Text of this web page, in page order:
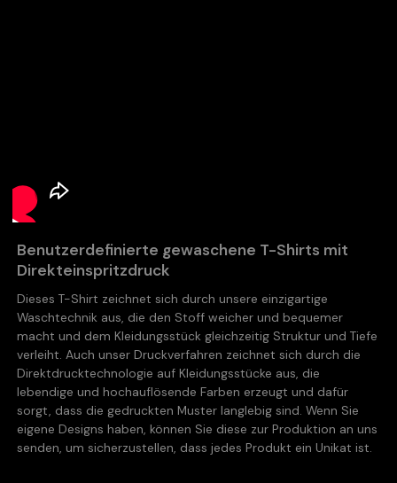
Benutzerdefinierte gewaschene T-Shirts mit
Direkteinspritzdruck
Dieses T-Shirt zeichnet sich durch unsere einzigartige
Waschtechnik aus, die den Stoff weicher und bequemer
macht und dem Kleidungsstück gleichzeitig Struktur und Tiefe
verleiht. Auch unser Druckverfahren zeichnet sich durch die
Direktdrucktechnologie auf Kleidungsstücke aus, die
lebendige und hochauflösende Farben erzeugt und dafür
sorgt, dass die gedruckten Muster langlebig sind. Wenn Sie
eigene Designs haben, können Sie diese zur Produktion an uns
senden, um sicherzustellen, dass jedes Produkt ein Unikat ist.